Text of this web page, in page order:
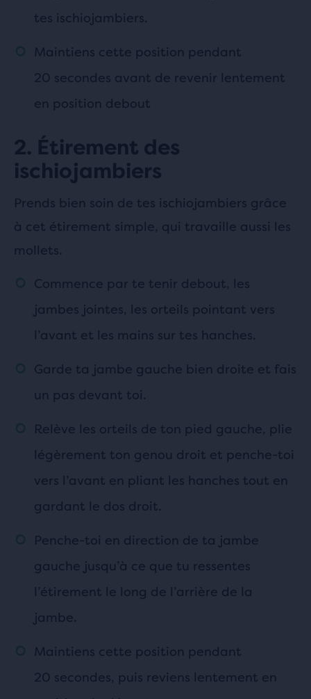
tes ischiojambiers.
Maintiens cette position pendant
20 secondes avant de revenir lentement
en position debout
2. Étirement des
ischiojambiers
Prends bien soin de tes ischiojambiers grâce
à cet étirement simple, qui travaille aussi les
mollets.
Commence par te tenir debout, les
jambes jointes, les orteils pointant vers
l’avant et les mains sur tes hanches.
Garde ta jambe gauche bien droite et fais
un pas devant toi.
Relève les orteils de ton pied gauche, plie
légèrement ton genou droit et penche-toi
vers l’avant en pliant les hanches tout en
gardant le dos droit.
Penche-toi en direction de ta jambe
gauche jusqu’à ce que tu ressentes
l’étirement le long de l’arrière de la
jambe.
Maintiens cette position pendant
20 secondes, puis reviens lentement en